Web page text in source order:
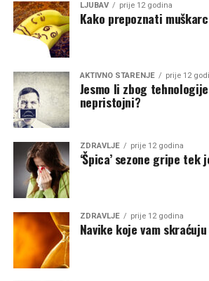
LJUBAV prije 12 godina
Kako prepoznati
AKTIVNO STARENJE prije 12
Jesmo li zbog
nepristojni?
ZDRAVLJE prije 12 godina
‘Špica’ sezone gripe tek
ZDRAVLJE prije 12 godina
Navike koje vam